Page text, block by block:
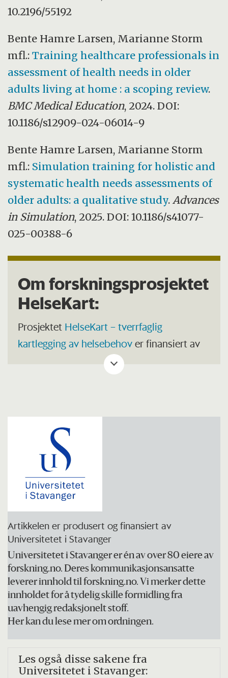
10.2196/55192
Bente Hamre Larsen, Marianne Storm
mfl.:Training healthcare professionals in
assessment of health needs in older
adults living at home : a scoping review.
BMC Medical Education, 2024. DOI:
10.1186/s12909-024-06014-9
Bente Hamre Larsen, Marianne Storm
mfl.: Simulation training for holistic and
systematic health needs assessments of
older adults: a qualitative study.Advances
in Simulation, 2025. DOI: 10.1186/s41077-
025-00388-6
Om forskningsprosjektet
HelseKart:
Prosjektet HelseKart – tverrfaglig
kartlegging av helsebehov er finansiert av
Norges forskningsråd og varer fra 2025 til
hjemmeboende eldre i Stavanger og
Sandnes kommune. Rekrutteringen av
deltakere starter våren 2026.
HelseKart bygger videre på
forskningsprosjektet HEIME
avsluttet i 2025.
Professor Marianne Storm ved
Universitetet i Stavanger er prosjektleder.
Artikkelen er produsert og finansiert av
Universitetet i Stavanger
Universitetet i Stavanger er én av over 80 eiere av
forskning.no. Deres kommunikasjonsansatte
leverer innhold til forskning.no. Vi merker dette
innholdet for å tydelig skille formidling fra
uavhengig redaksjonelt stoff.
Her kan du lese mer om ordningen.
Les også disse sakene fra
Universitetet i Stavanger: